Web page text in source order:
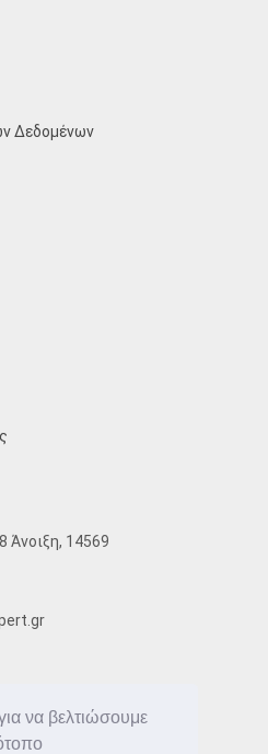
να βελτιώσουμε
Δεδομένων
14569